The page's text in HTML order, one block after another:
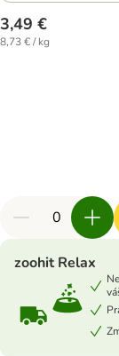
3,49 €
8,73 € / kg
zoohit Relax